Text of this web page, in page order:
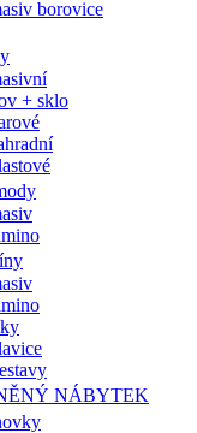
borovice
+ sklo
NÁBYTEK